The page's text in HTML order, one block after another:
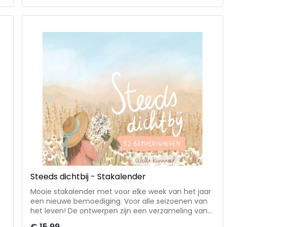
aan God. Claudia is getrouwd met Peter, moeder
van Hannah en samen wonen ze in Tholen.
Steeds dichtbij - Stakalender
Mooie stakalender met voor elke week van het jaar
een nieuwe bemoediging. Voor alle seizoenen van
het leven! De ontwerpen zijn een verzameling van